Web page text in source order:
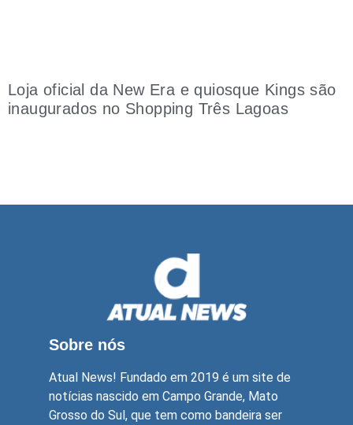
Loja oficial da New Era e quiosque Kings são
inaugurados no Shopping Três Lagoas
Sobre nós
Atual News! Fundado em 2019 é um site de
notícias nascido em Campo Grande, Mato
Grosso do Sul, que tem como bandeira ser